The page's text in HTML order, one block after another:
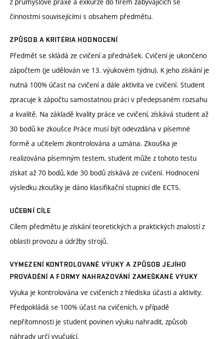
činnostmi souvisejícími s obsahem předmětu.
ZPŮSOB A KRITÉRIA HODNOCENÍ
Předmět se skládá ze cvičení a přednášek. Cvičení je ukončeno
zápočtem (je udělován ve 13. výukovém týdnu). K jeho získání je
nutná 100% účast na cvičení a dále aktivita ve cvičení. Student
zpracuje k zápočtu samostatnou práci v předepsaném rozsahu
a kvalitě. Na základě kvality práce ve cvičení, získává student až
30 bodů ke zkoušce Práce musí být odevzdána v písemné
formě a učitelem zkontrolována a uznána. Zkouška je
realizována písemným testem, student může z tohoto testu
získat až 70 bodů, kde 30 bodů získává ze cvičení. Hodnocení
výsledku zkoušky je dáno klasifikační stupnicí dle ECTS.
UČEBNÍ CÍLE
Cílem předmětu je získání teoretických a praktických znalostí z
oblasti provozu a údržby strojů.
VYMEZENÍ KONTROLOVANÉ VÝUKY A ZPŮSOB JEJÍHO
PROVÁDĚNÍ A FORMY NAHRAZOVÁNÍ ZAMEŠKANÉ VÝUKY
Výuka je kontrolována ve cvičeních z hlediska účasti a aktivity.
Předpokládá se 100% účast na cvičeních, v případě
nepřítomnosti je student povinen výuku nahradit, způsob
náhrady určí vyučující.